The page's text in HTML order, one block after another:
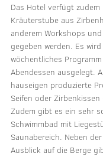
Das Hotel verfügt
Kräuterstube aus
anderem Workshops
gegeben werden. Es
wöchentliches
Abendessen ausgelegt.
hauseigen produzierte
Seifen oder
Zudem gibt es ein sehr
Schwimmbad mit
Saunabereich. Neben
Ausblick auf die Berge